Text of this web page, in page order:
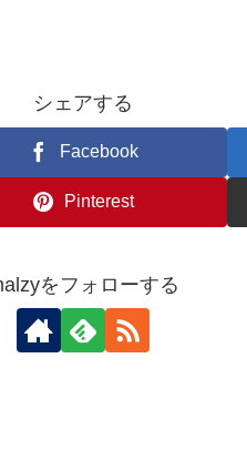
シェアする
Facebook
Pinterest
をフォローする